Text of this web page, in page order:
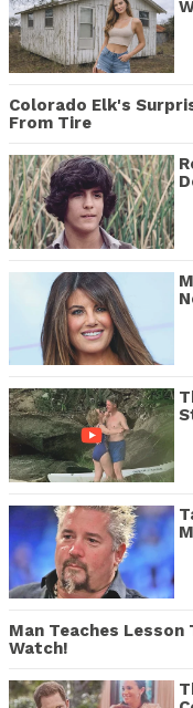
Colorado Elk's
From Tire
Man Teaches Lesson
Watch!